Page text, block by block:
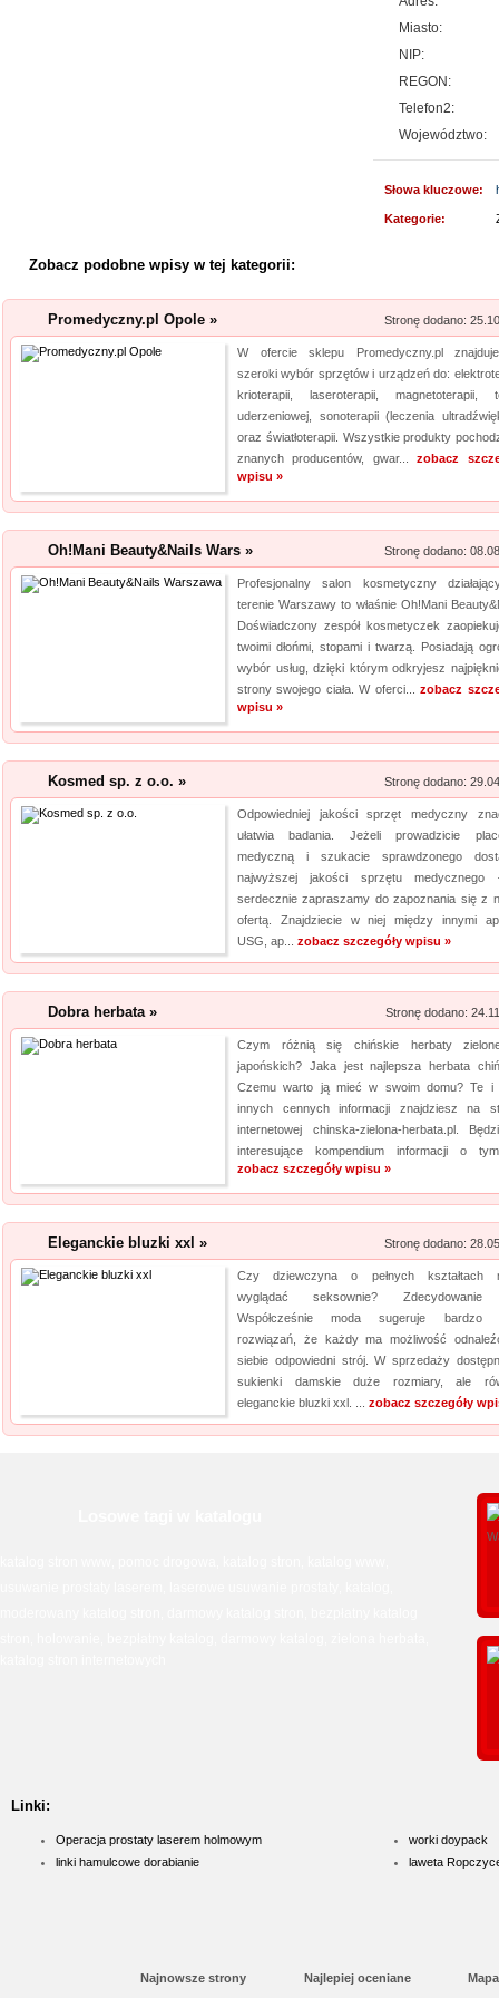
Aermec serwis
Jesteśmy firmą oferującą
Obsługujemy też serwis
nas pracownicy to
napraw. Prowadzony przez
produktów, przydatnych tak
obejmuje m. in. wytrzymałe
Producent
Szukasz godnego zaufania
przejrzyj naszą propozycję.
jeżeli tym, czego szukasz, są
Lema24.pl -
Sklep lema24. pl funkcjonuje
innych rodzajów odzieży.
Jest to zarówno odzież
znajdzie dla siebie
Miasto:
NIP:
REGON:
Telefon2:
Województwo:
Słowa kluczowe:
Kategorie:
Zobacz podobne wpisy w tej kategorii:
Promedyczny.pl Opole » Stronę dodano:
W ofercie sklepu Promedyczny.pl
szeroki wybór sprzętów i urządzeń do:
krioterapii, laseroterapii, magnetoterapii,
uderzeniowej, sonoterapii (leczenia
oraz światłoterapii. Wszystkie produkty
znanych producentów, gwar...zobacz
wpisu »
Oh!Mani Beauty&Nails Wars » Stronę dodano:
Profesjonalny salon kosmetyczny
terenie Warszawy to właśnie Oh!Mani
Doświadczony zespół kosmetyczek
twoimi dłońmi, stopami i twarzą. Posiadają
wybór usług, dzięki którym odkryjesz
strony swojego ciała. W oferci...zobacz
wpisu »
Kosmed sp. z o.o. » Stronę dodano:
Odpowiedniej jakości sprzęt medyczny
ułatwia badania. Jeżeli prowadzicie
medyczną i szukacie sprawdzonego
najwyższej jakości sprzętu
serdecznie zapraszamy do zapoznania się z
ofertą. Znajdziecie w niej między innymi
USG, ap... zobacz szczegóły wpisu »
Dobra herbata » Stronę dodano:
Czym różnią się chińskie herbaty
japońskich? Jaka jest najlepsza herbata
Czemu warto ją mieć w swoim domu? Te i
innych cennych informacji znajdziesz na
internetowej chinska-zielona-herbata.pl.
interesujące kompendium informacji o
zobacz szczegóły wpisu »
Eleganckie bluzki xxl » Stronę dodano:
Czy dziewczyna o pełnych kształtach
wyglądać seksownie?
Współcześnie moda sugeruje bardzo
rozwiązań, że każdy ma możliwość
siebie odpowiedni strój. W sprzedaży
sukienki damskie duże rozmiary, ale
eleganckie bluzki xxl. ... zobacz szczegóły
Linki:
Operacja prostaty laserem holmowym
linki hamulcowe dorabianie
worki doypack
laweta
Najnowsze strony Najlepiej oceniane